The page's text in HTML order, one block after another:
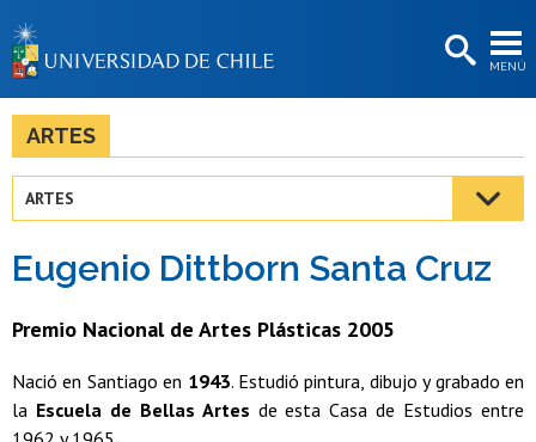
MENÚ
BIBLIOTECAS
Estudiantes
Académicas/os
Funcionarias/os
ARTES
ARTES
Eugenio Dittborn Santa Cruz
Premio Nacional de Artes Plásticas 2005
Nació en Santiago en 1943. Estudió pintura, dibujo y grabado en
la Escuela de Bellas Artes de esta Casa de Estudios entre